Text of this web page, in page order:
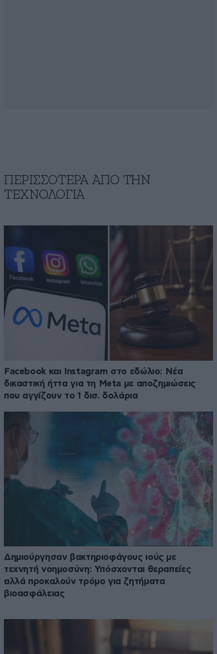
ΠΕΡΙΣΣΟΤΕΡΑ ΑΠΟ ΤΗΝ
ΤΕΧΝΟΛΟΓΙΑ
Facebook και Instagram στο εδώλιο: Νέα
δικαστική ήττα για τη Meta με αποζημιώσεις
που αγγίζουν το 1 δισ. δολάρια
Δημιούργησαν βακτηριοφάγους ιούς με
τεχνητή νοημοσύνη: Υπόσχονται θεραπείες
αλλά προκαλούν τρόμο για ζητήματα
βιοασφάλειας